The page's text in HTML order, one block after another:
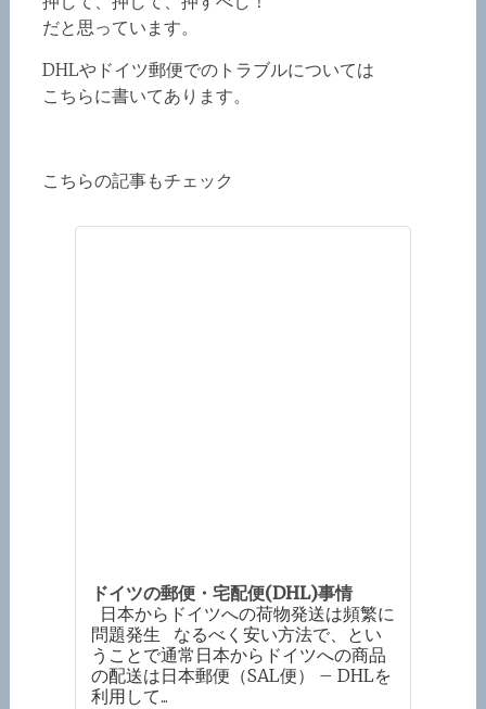
だと思っています。
DHLやドイツ郵便でのトラブルについては
こちらに書いてあります。
こちらの記事もチェック
ドイツの郵便・宅配便(DHL)事情
日本からドイツへの荷物発送は頻繁に
問題発生 なるべく安い方法で、とい
うことで通常日本からドイツへの商品
の配送は日本郵便（SAL便） – DHLを
利用して...